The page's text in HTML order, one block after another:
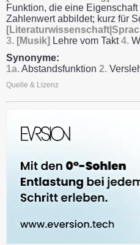
Funktion, die eine
Zahlenwert abbildet; kurz für
3. [Musik] Lehre vom Takt4.
Synonyme:
1a.Abstandsfunktion 2.
Quelle & Lizenz